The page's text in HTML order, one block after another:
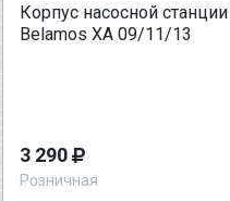
Корпус насосной станции
Belamos XA 09/11/13
3 290
Розничная